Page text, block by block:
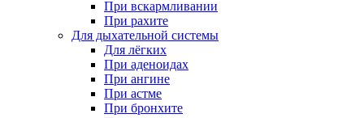
При вскармливании
При рахите
Для дыхательной системы
Для лёгких
При аденоидах
При ангине
При астме
При бронхите